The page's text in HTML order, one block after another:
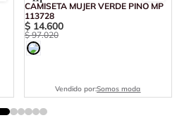
CAMISETA MUJER VERDE PINO MP
113728
$ 14.600
$ 97.020
Vendido por:Somos moda